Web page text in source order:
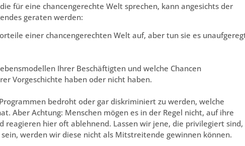
für eine chancengerechte Welt sprechen, kann angesichts der
geraten werden:
einer chancengerechten Welt auf, aber tun sie es
Ihrer Beschäftigten und welche Chancen
Vorgeschichte haben oder nicht haben.
bedroht oder gar diskriminiert zu werden, welche
Aber Achtung: Menschen mögen es in der Regel nicht, auf ihre
reagieren hier oft ablehnend. Lassen wir jene, die privilegiert sind,
werden wir diese nicht als Mitstreitende gewinnen können.